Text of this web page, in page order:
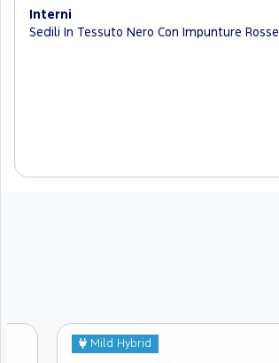
Interni
Sedili In Tessuto Nero Con Impunture Rosse
Mild Hybrid